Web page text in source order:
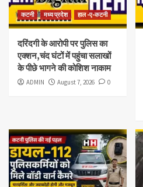
कटनी मध्य प्रदेश हाल -ए-कटनी
दरिंदगी के आरोपी पर पुलिस का
एक्शन,चंद घंटों में पहुंचा सलाखों
के पीछे भागने की कोशिश नाकाम
ADMIN August 7, 2026 0